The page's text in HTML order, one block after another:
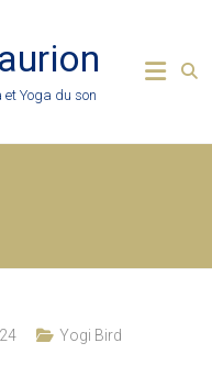
Yoga du son
Yogi Bird